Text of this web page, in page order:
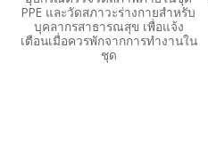
PPE และวัดสภาวะร่างกายสำหรับ
บุคลากรสาธารณสุข เพื่อแจ้ง
เตือนเมื่อควรพักจากการทำงานใน
ชุด